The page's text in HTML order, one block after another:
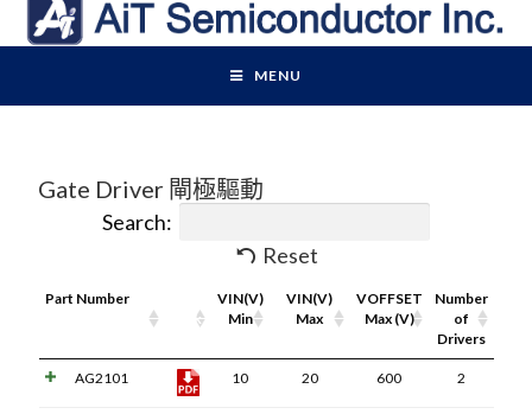
MENU
Gate Driver 閘極驅動
Search:
Reset
Part Number
Link
VIN(V)
Min
VIN(V)
Max
VOFFSET
Max (V)
Number
of
Drivers
AG2101 10 20 600 2